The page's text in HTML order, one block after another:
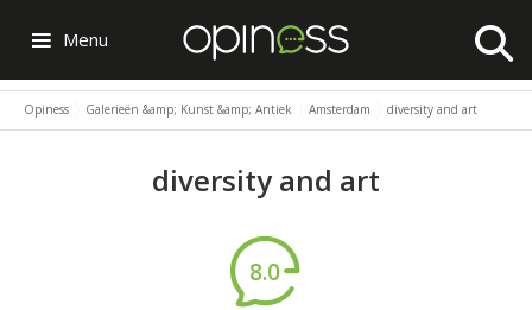
Menu
Opiness Galerieën &amp; Kunst &amp; Antiek Amsterdam diversity and art
diversity and art
8.0